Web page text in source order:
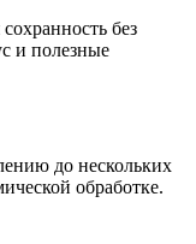
без
и полезные
до нескольких
обработке.